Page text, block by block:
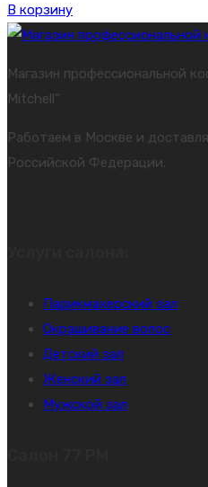
цена
составляла
3100 ₽.
В корзину
Магазин профессиональной
Mitchell”
Работаем в Москве и
Российской Федерации.
Парикмахерский зал
Окрашивание волос
Детский зал
Женский зал
Мужской зал